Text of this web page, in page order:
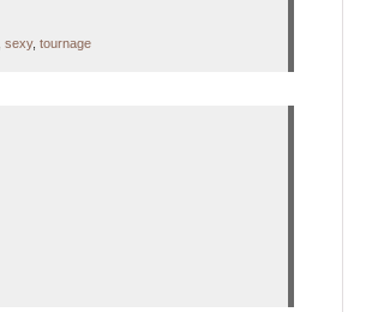
sexy, tournage